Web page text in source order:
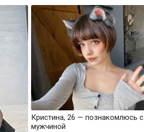
Кристина, 26 — познакомлюсь с
мужчиной